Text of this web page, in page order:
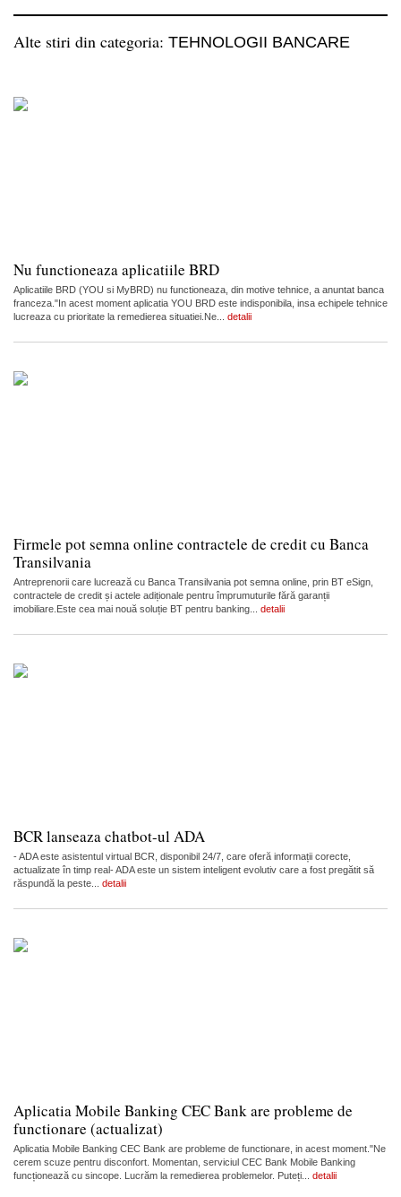
Alte stiri din categoria: TEHNOLOGII BANCARE
Nu functioneaza aplicatiile BRD
Aplicatiile BRD (YOU si MyBRD) nu functioneaza, din motive tehnice, a anuntat banca
franceza."In acest moment aplicatia YOU BRD este indisponibila, insa echipele tehnice
lucreaza cu prioritate la remedierea situatiei.Ne... detalii
Firmele pot semna online contractele de credit cu Banca
Transilvania
Antreprenorii care lucrează cu Banca Transilvania pot semna online, prin BT eSign,
contractele de credit și actele adiționale pentru împrumuturile fără garanții
imobiliare.Este cea mai nouă soluție BT pentru banking... detalii
BCR lanseaza chatbot-ul ADA
- ADA este asistentul virtual BCR, disponibil 24/7, care oferă informații corecte,
actualizate în timp real- ADA este un sistem inteligent evolutiv care a fost pregătit să
răspundă la peste... detalii
Aplicatia Mobile Banking CEC Bank are probleme de
functionare (actualizat)
Aplicatia Mobile Banking CEC Bank are probleme de functionare, in acest moment."Ne
cerem scuze pentru disconfort. Momentan, serviciul CEC Bank Mobile Banking
funcționează cu sincope. Lucrăm la remedierea problemelor. Puteți... detalii